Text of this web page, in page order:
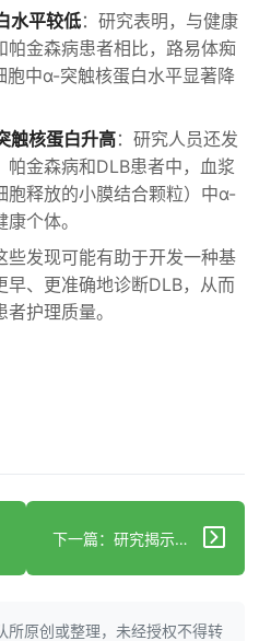
水平较低：研究表明，与健康
帕金森病患者相比，路易体痴
胞中α-突触核蛋白水平显著降
触核蛋白升高：研究人员还发
帕金森病和DLB患者中，血浆
胞释放的小膜结合颗粒）中α-
个体。
些发现可能有助于开发一种基
早、更准确地诊断DLB，从而
护理质量。
下一篇：研究揭示步速减缓可能与痴呆症相关——这意味着什么
所原创或整理，未经授权不得转